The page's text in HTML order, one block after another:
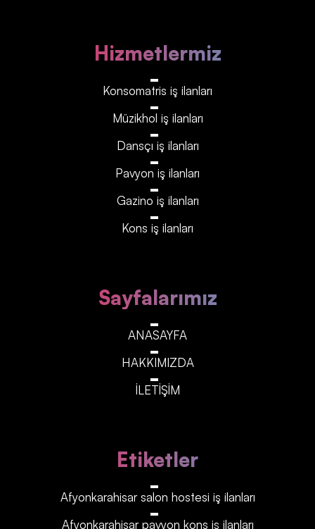
Hizmetlermiz
Konsomatris iş ilanları
Müzikhol iş ilanları
Dansçı iş ilanları
Pavyon iş ilanları
Gazino iş ilanları
Kons iş ilanları
Sayfalarımız
ANASAYFA
HAKKIMIZDA
İLETİŞİM
Etiketler
Afyonkarahisar‎‎‎‎ salon hostesi iş ilanları
Afyonkarahisar‎‎‎‎ pavyon kons iş ilanları